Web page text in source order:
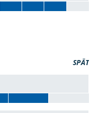
SPÄT